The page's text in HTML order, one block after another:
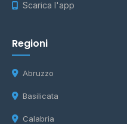
Scarica l'app
Regioni
Abruzzo
Basilicata
Calabria